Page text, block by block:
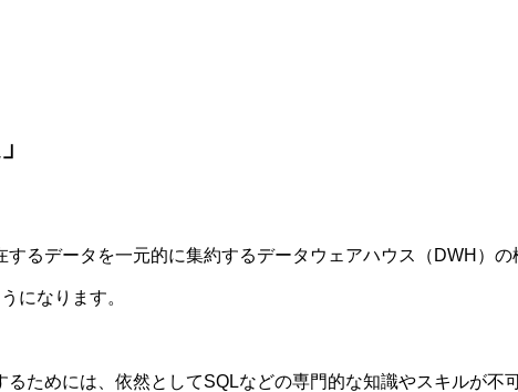
るデータを一元的に集約するデータウェアハウス（DWH）の
になります。
ためには、依然としてSQLなどの専門的な知識やスキルが不